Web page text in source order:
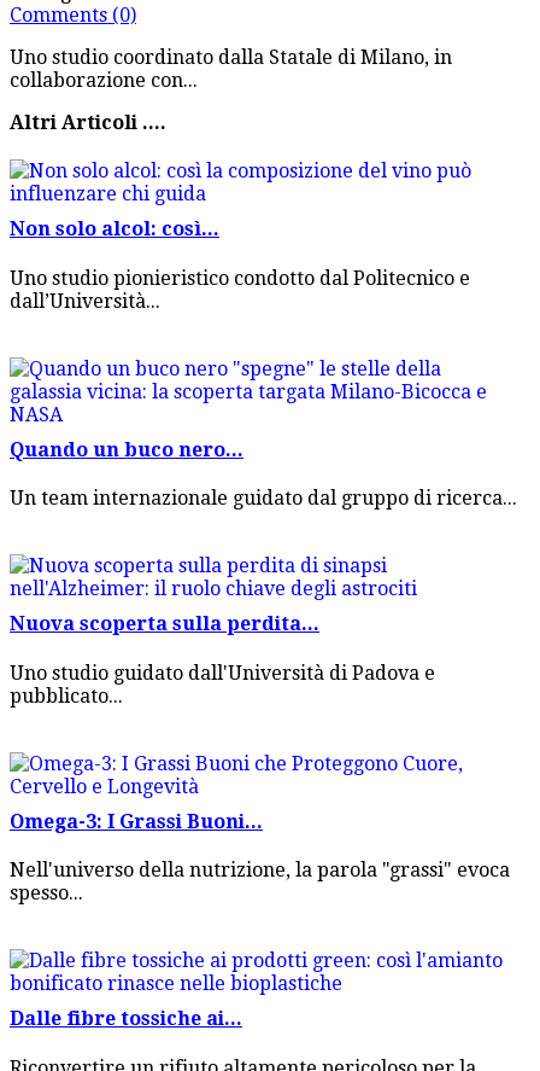
Comments (0)
Uno studio coordinato dalla Statale di Milano, in
collaborazione con...
Altri Articoli ....
Non solo alcol: così...
Uno studio pionieristico condotto dal Politecnico e
dall’Università...
Quando un buco nero...
Un team internazionale guidato dal gruppo di ricerca...
Nuova scoperta sulla perdita...
Uno studio guidato dall'Università di Padova e
pubblicato...
Omega-3: I Grassi Buoni...
Nell'universo della nutrizione, la parola "grassi" evoca
spesso...
Dalle fibre tossiche ai...